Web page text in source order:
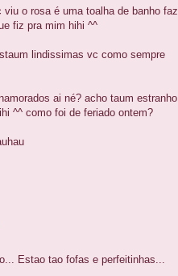
o rosa é uma toalha de banho faz
fiz pra mim hihi ^^
lindissimas vc como sempre
ai né? acho taum estranho
^^ como foi de feriado ontem?
Estao tao fofas e perfeitinhas...